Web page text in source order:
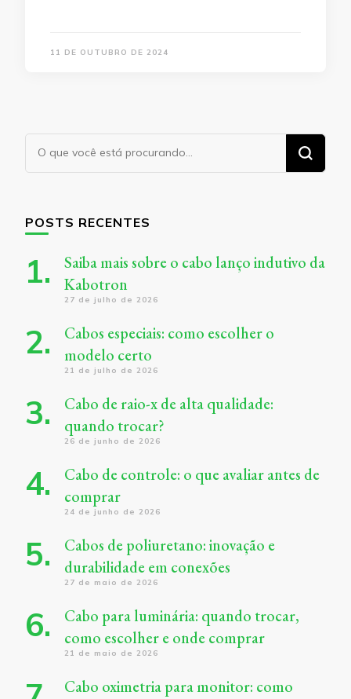
11 DE OUTUBRO DE 2024
Procurando
POSTS RECENTES
Saiba mais sobre o cabo lanço indutivo da
Kabotron
27 de julho de 2026
Cabos especiais: como escolher o
modelo certo
21 de julho de 2026
Cabo de raio-x de alta qualidade:
quando trocar?
26 de junho de 2026
Cabo de controle: o que avaliar antes de
comprar
24 de junho de 2026
Cabos de poliuretano: inovação e
durabilidade em conexões
27 de maio de 2026
Cabo para luminária: quando trocar,
como escolher e onde comprar
21 de maio de 2026
Cabo oximetria para monitor: como